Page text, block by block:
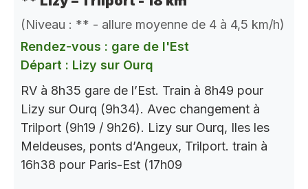
(Niveau : ** - allure moyenne de 4 à 4,5 km/h)
Rendez-vous : gare de l'Est
Départ : Lizy sur Ourq
RV à 8h35 gare de l’Est. Train à 8h49 pour
Lizy sur Ourq (9h34). Avec changement à
Trilport (9h19 / 9h26). Lizy sur Ourq, Iles les
Meldeuses, ponts d’Angeux, Trilport. train à
16h38 pour Paris-Est (17h09